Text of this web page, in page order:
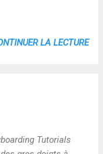
LA LECTURE
Tutorials